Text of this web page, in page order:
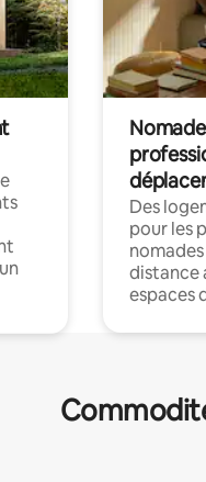
Des
pour les
distance
espaces